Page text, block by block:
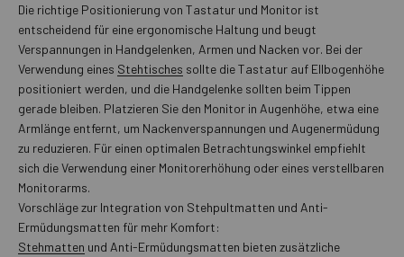
Die richtige Positionierung von Tastatur und Monitor ist
entscheidend für eine ergonomische Haltung und beugt
Verspannungen in Handgelenken, Armen und Nacken vor. Bei der
Verwendung eines Stehtisches sollte die Tastatur auf Ellbogenhöhe
positioniert werden, und die Handgelenke sollten beim Tippen
gerade bleiben. Platzieren Sie den Monitor in Augenhöhe, etwa eine
Armlänge entfernt, um Nackenverspannungen und Augenermüdung
zu reduzieren. Für einen optimalen Betrachtungswinkel empfiehlt
sich die Verwendung einer Monitorerhöhung oder eines verstellbaren
Monitorarms.
Vorschläge zur Integration von Stehpultmatten und Anti-
Ermüdungsmatten für mehr Komfort:
Stehmatten und Anti-Ermüdungsmatten bieten zusätzliche